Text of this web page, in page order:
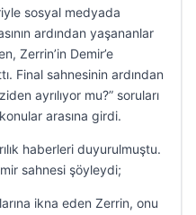
sosyal medyada
ardından yaşananlar
Zerrin’in Demir’e
Final sahnesinin ardından
ayrılıyor mu?” soruları
arasına girdi.
haberleri duyurulmuştu.
sahnesi şöyleydi;
ikna eden Zerrin, onu